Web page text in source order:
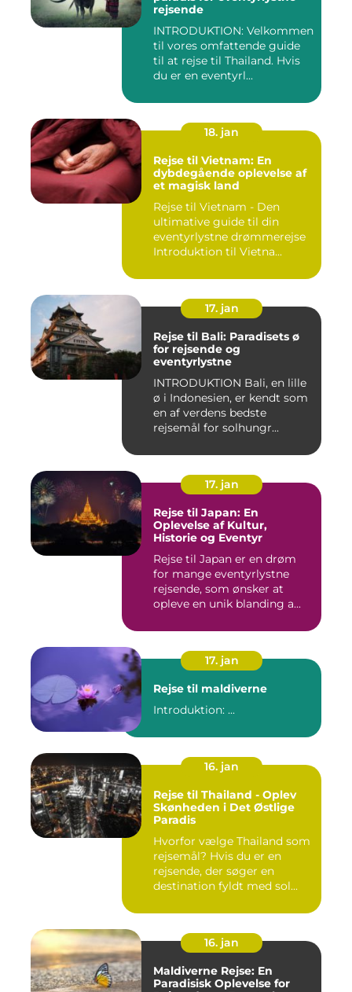
rejsende
INTRODUKTION: Velkommen
til vores omfattende guide
til at rejse til Thailand. Hvis
du er en eventyrl...
18. jan
Rejse til Vietnam: En
dybdegående oplevelse af
et magisk land
Rejse til Vietnam - Den
ultimative guide til din
eventyrlystne drømmerejse
Introduktion til Vietna...
17. jan
Rejse til Bali: Paradisets ø
for rejsende og
eventyrlystne
INTRODUKTION Bali, en lille
ø i Indonesien, er kendt som
en af verdens bedste
rejsemål for solhungr...
17. jan
Rejse til Japan: En
Oplevelse af Kultur,
Historie og Eventyr
Rejse til Japan er en drøm
for mange eventyrlystne
rejsende, som ønsker at
opleve en unik blanding a...
17. jan
Rejse til maldiverne
Introduktion: ...
16. jan
Rejse til Thailand - Oplev
Skønheden i Det Østlige
Paradis
Hvorfor vælge Thailand som
rejsemål? Hvis du er en
rejsende, der søger en
destination fyldt med sol...
16. jan
Maldiverne Rejse: En
Paradisisk Oplevelse for